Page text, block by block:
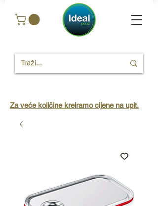
Za veće količine kreiramo cijene na upit.